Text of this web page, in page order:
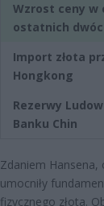
Wzrost ceny w
ostatnich
Import złota
Hongkong
Rezerwy
Banku Chin
Zdaniem
umocniły
fizycznego złota.